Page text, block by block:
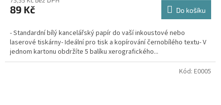
89 Kč Do košíku
- Standardní bílý kancelářský papír do vaší inkoustové nebo
laserové tiskárny- Ideální pro tisk a kopírování černobílého textu- V
jednom kartonu obdržíte 5 balíku xerografického...
Kód: E0005